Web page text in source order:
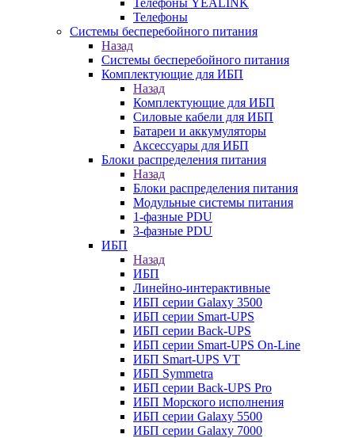
Телефоны YEALINK
Телефоны
Системы бесперебойного питания
Назад
Системы бесперебойного питания
Комплектующие для ИБП
Назад
Комплектующие для ИБП
Силовые кабели для ИБП
Батареи и аккумуляторы
Аксессуары для ИБП
Блоки распределения питания
Назад
Блоки распределения питания
Модульные системы питания
1-фазные PDU
3-фазные PDU
ИБП
Назад
ИБП
Линейно-интерактивные
ИБП серии Galaxy 3500
ИБП серии Smart-UPS
ИБП серии Back-UPS
ИБП серии Smart-UPS On-Line
ИБП Smart-UPS VT
ИБП Symmetra
ИБП серии Back-UPS Pro
ИБП Морского исполнения
ИБП серии Galaxy 5500
ИБП серии Galaxy 7000